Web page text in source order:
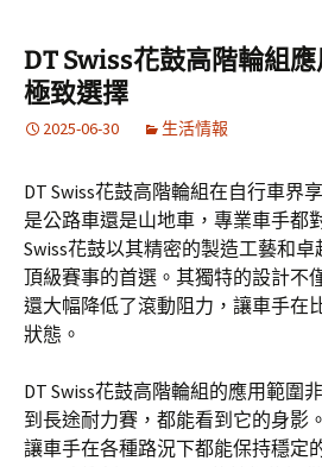
DT Swiss花鼓高階輪組
極致選擇
2025-06-30 生活情報
DT Swiss花鼓高階輪組在自行車界
是公路車還是山地車，專業車手都
Swiss花鼓以其精密的製造工藝和
頂級賽事的首選。其獨特的設計不
還大幅降低了滾動阻力，讓車手在
狀態。
DT Swiss花鼓高階輪組的應用範圍
到長途耐力賽，都能看到它的身影
讓車手在各種路況下都能保持穩定